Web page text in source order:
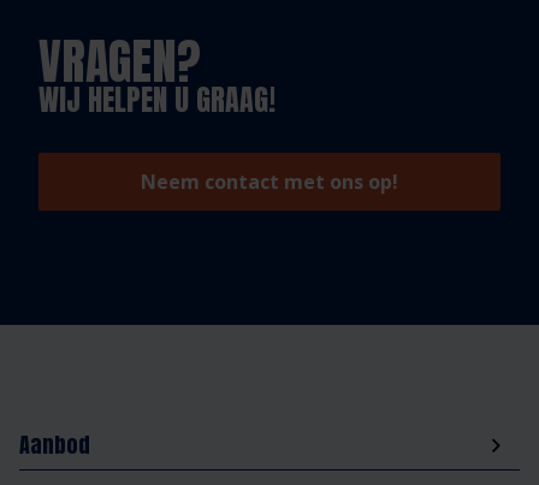
VRAGEN?
WIJ HELPEN U GRAAG!
Neem contact met ons op!
Aanbod